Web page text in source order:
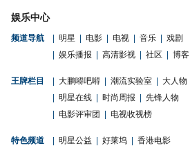
娱乐中心
频道导航 明星 电影 电视 音乐
戏剧
娱乐播报 高清影视 社区 博客
王牌栏目 大鹏嘚吧嘚 潮流实验室
大人物
明星在线 时尚周报
先锋人物
电影评审团 电视收视榜
特色频道 明星公益 好莱坞
香港电影